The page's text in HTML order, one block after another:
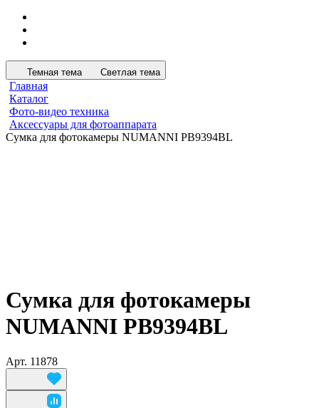
Темная тема Светлая тема
Главная
Каталог
Фото-видео техника
Аксессуары для фотоаппарата
Сумка для фотокамеры NUMANNI PB9394BL
Сумка для фотокамеры
NUMANNI PB9394BL
Арт. 11878